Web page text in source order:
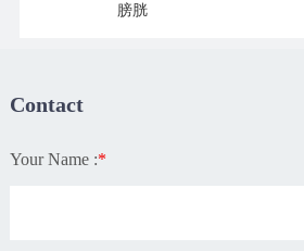
膀胱
Contact
Your Name :*